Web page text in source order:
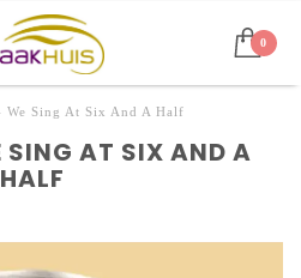
0
We Sing At Six And A Half
AT SIX AND A
HALF